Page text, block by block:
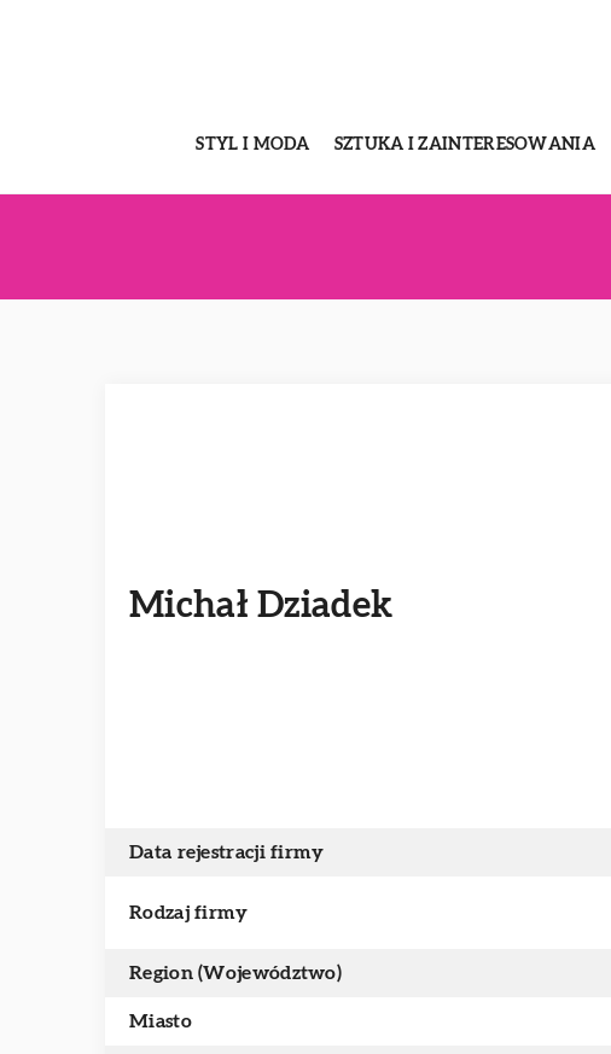
STYL I MODA SZTUKA I ZAINTERESOWANIA
Michał Dziadek
Data rejestracji firmy
Rodzaj firmy
Region (Województwo)
Miasto